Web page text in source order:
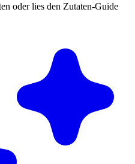
oder lies den Zutaten-Guide